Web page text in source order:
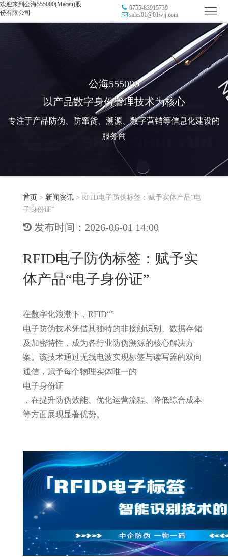
欢迎来到公海555000(Macau)股
份有限公司
0755-83915739
sales01@01wjj.com
首
签 营
慧
行
公海555000
以产品数字身份管理技术为核心
专注于产品防伪、防窜货、溯源、数字营销等信息化建设的
服务商
首页 > 新闻资讯> RFID电子防伪标签：赋予实体产品“电
子身份证”
发布时间：2026-06-01 14:00
RFID电子防伪标签：赋予实
体产品“电子身份证”
在数字化浪潮下， RFID
电子防伪技术凭借其独特的非接触识别、数据存储
及加密特性，成为各行业防伪溯源的核心解决方
案。该技术通过无线电波实现标签与读写器的双向
通信，赋予每个物理实体唯一的
“
电子身份证
”
，在提升防伪效能、优化运营流程、降低综合成本
等方面展现显著优势。